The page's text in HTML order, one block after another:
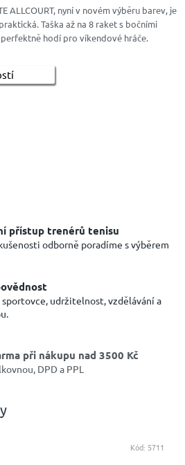
ALLCOURT, nyní v novém výběru barev, je
Taška až na 8 raket s bočními
hodí pro víkendové hráče.
přístup trenérů tenisu
odborně poradíme s výběrem
udržitelnost, vzdělávání a
při nákupu nad 3500 Kč
DPD a PPL
Kód: 5711